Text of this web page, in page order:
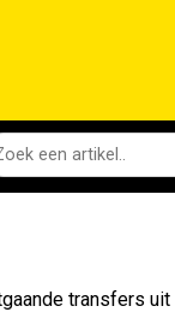
transfers uit